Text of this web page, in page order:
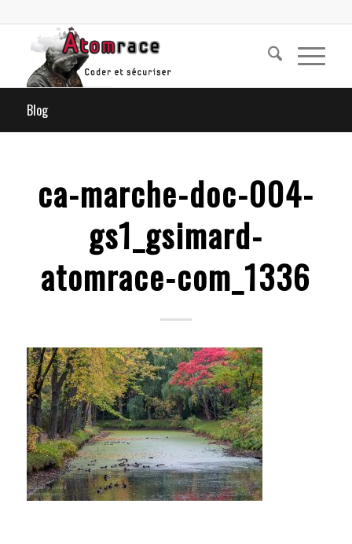
Blog
ca-marche-doc-004-
gs1_gsimard-
atomrace-com_1336